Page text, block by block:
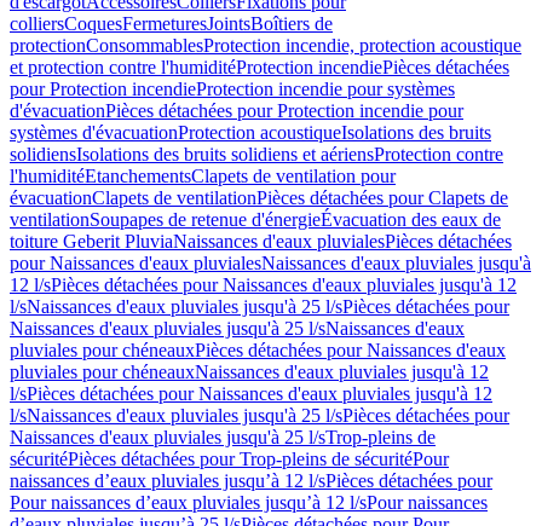
colliersCoquesFermeturesJointsBoîtiers de
protectionConsommablesProtection incendie, protection acoustique
et protection contre l'humiditéProtection incendiePièces détachées
pour Protection incendieProtection incendie pour systèmes
d'évacuationPièces détachées pour Protection incendie pour
systèmes d'évacuationProtection acoustiqueIsolations des bruits
solidiensIsolations des bruits solidiens et aériensProtection contre
l'humiditéEtanchementsClapets de ventilation pour
évacuationClapets de ventilationPièces détachées pour Clapets de
ventilationSoupapes de retenue d'énergieÉvacuation des eaux de
toiture Geberit PluviaNaissances d'eaux pluvialesPièces détachées
pour Naissances d'eaux pluvialesNaissances d'eaux pluviales jusqu'à
12 l/sPièces détachées pour Naissances d'eaux pluviales jusqu'à 12
l/sNaissances d'eaux pluviales jusqu'à 25 l/sPièces détachées pour
Naissances d'eaux pluviales jusqu'à 25 l/sNaissances d'eaux
pluviales pour chéneauxPièces détachées pour Naissances d'eaux
pluviales pour chéneauxNaissances d'eaux pluviales jusqu'à 12
l/sPièces détachées pour Naissances d'eaux pluviales jusqu'à 12
l/sNaissances d'eaux pluviales jusqu'à 25 l/sPièces détachées pour
Naissances d'eaux pluviales jusqu'à 25 l/sTrop-pleins de
sécuritéPièces détachées pour Trop-pleins de sécuritéPour
naissances d’eaux pluviales jusqu’à 12 l/sPièces détachées pour
Pour naissances d’eaux pluviales jusqu’à 12 l/sPour naissances